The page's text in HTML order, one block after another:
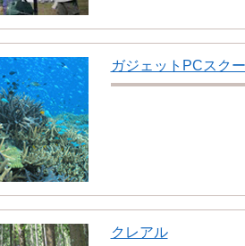
ガジェットPCスク
クレアル